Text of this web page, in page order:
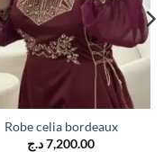
Robe celia bordeaux
7,200.00د.ج